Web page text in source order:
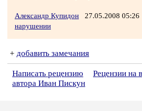
Александр Купидон 27.05.2008 05:26
нарушении
+ добавить замечания
Написать рецензию
Рецензии на
автора Иван Пискун